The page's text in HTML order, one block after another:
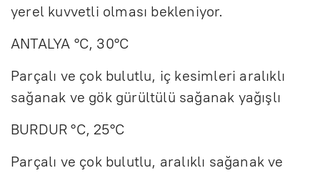
yerel kuvvetli olması bekleniyor.
ANTALYA °C, 30°C
Parçalı ve çok bulutlu, iç kesimleri aralıklı
sağanak ve gök gürültülü sağanak yağışlı
BURDUR °C, 25°C
Parçalı ve çok bulutlu, aralıklı sağanak ve